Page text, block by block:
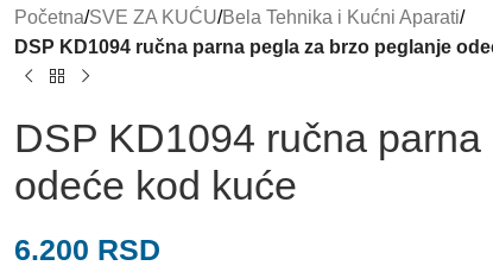
Početna/SVE ZA KUĆU/Bela Tehnika i Kućni Aparati/
DSP KD1094 ručna parna pegla za brzo peglanje
DSP KD1094 ručna
odeće kod kuće
6.200 RSD